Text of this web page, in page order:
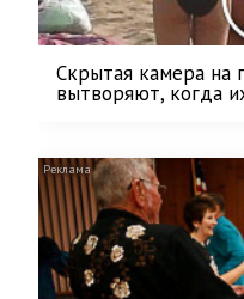
Скрытая камера
вытворяют, когда